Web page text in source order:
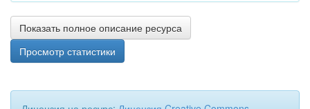
Показать полное описание ресурса
Просмотр статистики